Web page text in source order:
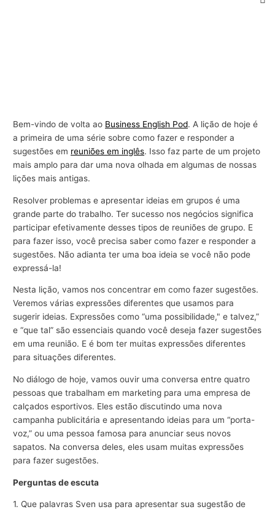
Bem-vindo de volta ao Business English Pod. A lição de hoje é
a primeira de uma série sobre como fazer e responder a
sugestões em reuniões em inglês. Isso faz parte de um projeto
mais amplo para dar uma nova olhada em algumas de nossas
lições mais antigas.
Resolver problemas e apresentar ideias em grupos é uma
grande parte do trabalho. Ter sucesso nos negócios significa
participar efetivamente desses tipos de reuniões de grupo. E
para fazer isso, você precisa saber como fazer e responder a
sugestões. Não adianta ter uma boa ideia se você não pode
expressá-la!
Nesta lição, vamos nos concentrar em como fazer sugestões.
Veremos várias expressões diferentes que usamos para
sugerir ideias. Expressões como “uma possibilidade," e talvez,”
e “que tal” são essenciais quando você deseja fazer sugestões
em uma reunião. E é bom ter muitas expressões diferentes
para situações diferentes.
No diálogo de hoje, vamos ouvir uma conversa entre quatro
pessoas que trabalham em marketing para uma empresa de
calçados esportivos. Eles estão discutindo uma nova
campanha publicitária e apresentando ideias para um “porta-
voz,” ou uma pessoa famosa para anunciar seus novos
sapatos. Na conversa deles, eles usam muitas expressões
para fazer sugestões.
Perguntas de escuta
1. Que palavras Sven usa para apresentar sua sugestão de